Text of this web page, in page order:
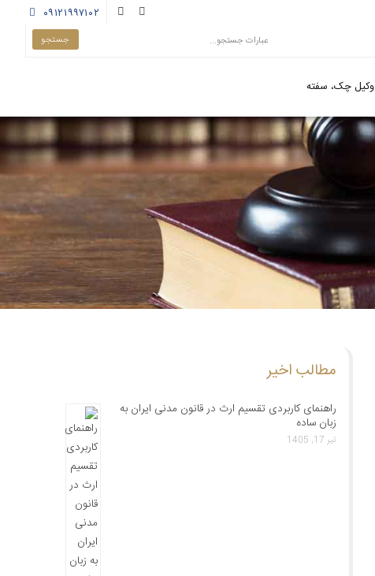
۰۹۱۲۱۹۹۷۱۰۲
وکیل چک، سفته
مطالب اخیر
راهنمای کاربردی تقسیم ارث در قانون مدنی ایران به
زبان ساده
تیر 17, 1405